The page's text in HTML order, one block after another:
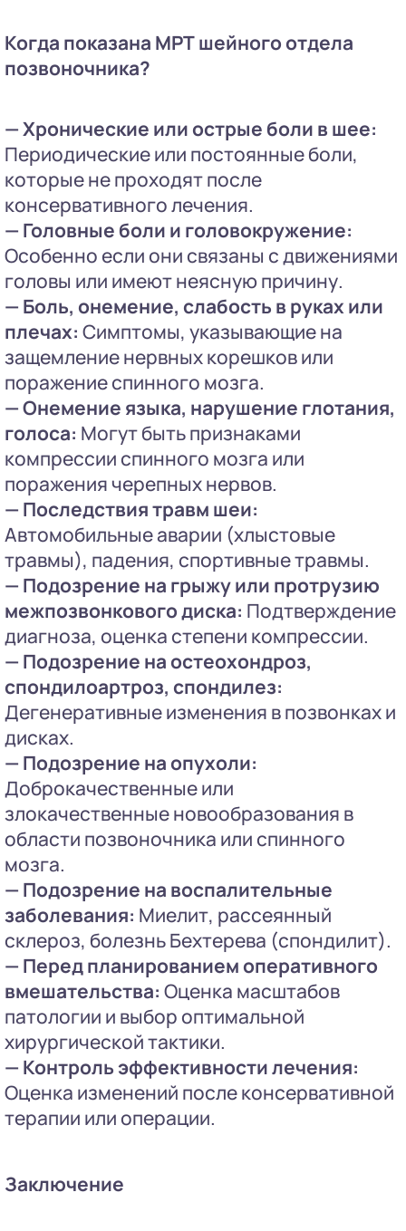
Когда показана МРТ шейного отдела
позвоночника?
— Хронические или острые боли в шее:
Периодические или постоянные боли,
которые не проходят после
консервативного лечения.
— Головные боли и головокружение:
Особенно если они связаны с движениями
головы или имеют неясную причину.
— Боль, онемение, слабость в руках или
плечах: Симптомы, указывающие на
защемление нервных корешков или
поражение спинного мозга.
— Онемение языка, нарушение глотания,
голоса: Могут быть признаками
компрессии спинного мозга или
поражения черепных нервов.
— Последствия травм шеи:
Автомобильные аварии (хлыстовые
травмы), падения, спортивные травмы.
— Подозрение на грыжу или протрузию
межпозвонкового диска: Подтверждение
диагноза, оценка степени компрессии.
— Подозрение на остеохондроз,
спондилоартроз, спондилез:
Дегенеративные изменения в позвонках и
дисках.
— Подозрение на опухоли:
Доброкачественные или
злокачественные новообразования в
области позвоночника или спинного
мозга.
— Подозрение на воспалительные
заболевания: Миелит, рассеянный
склероз, болезнь Бехтерева (спондилит).
— Перед планированием оперативного
вмешательства: Оценка масштабов
патологии и выбор оптимальной
хирургической тактики.
— Контроль эффективности лечения:
Оценка изменений после консервативной
терапии или операции.
Заключение